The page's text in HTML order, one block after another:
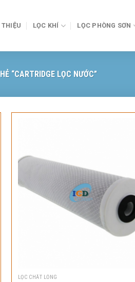
THIỆU LỌC KHÍ LỌC PHÒNG SƠN
“CARTRIDGE LỌC NƯỚC”
LỌC CHẤT LỎNG